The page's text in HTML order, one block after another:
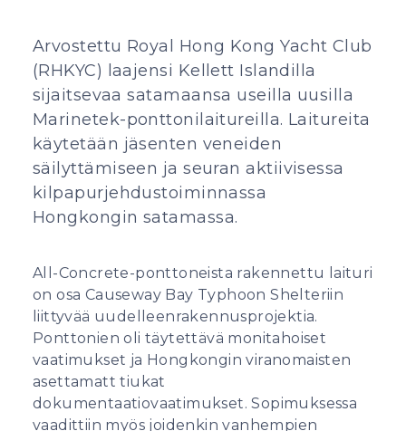
Arvostettu Royal Hong Kong Yacht Club
(RHKYC) laajensi Kellett Islandilla
sijaitsevaa satamaansa useilla uusilla
Marinetek-ponttonilaitureilla. Laitureita
käytetään jäsenten veneiden
säilyttämiseen ja seuran aktiivisessa
kilpapurjehdustoiminnassa
Hongkongin satamassa.
All-Concrete-ponttoneista rakennettu laituri
on osa Causeway Bay Typhoon Shelteriin
liittyvää uudelleenrakennusprojektia.
Ponttonien oli täytettävä monitahoiset
vaatimukset ja Hongkongin viranomaisten
asettamatt tiukat
dokumentaatiovaatimukset. Sopimuksessa
vaadittiin myös joidenkin vanhempien